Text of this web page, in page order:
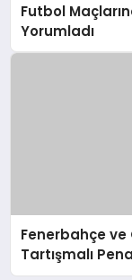
Futbol
Yorumladı
Fenerbahçe
Tartışmalı